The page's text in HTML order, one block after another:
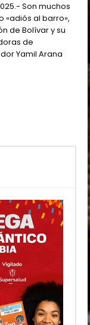
Son muchos
«adiós al barro»,
de Bolívar y su
de
Yamil Arana